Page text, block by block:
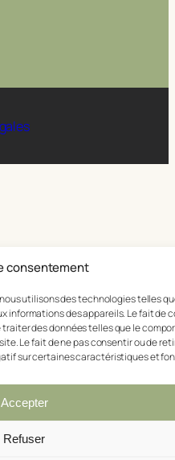
consentement
utilisons des technologies telles
informations des appareils. Le fait de
des données telles que le
Le fait de ne pas consentir ou de
sur certaines caractéristiques et
Accepter
Refuser